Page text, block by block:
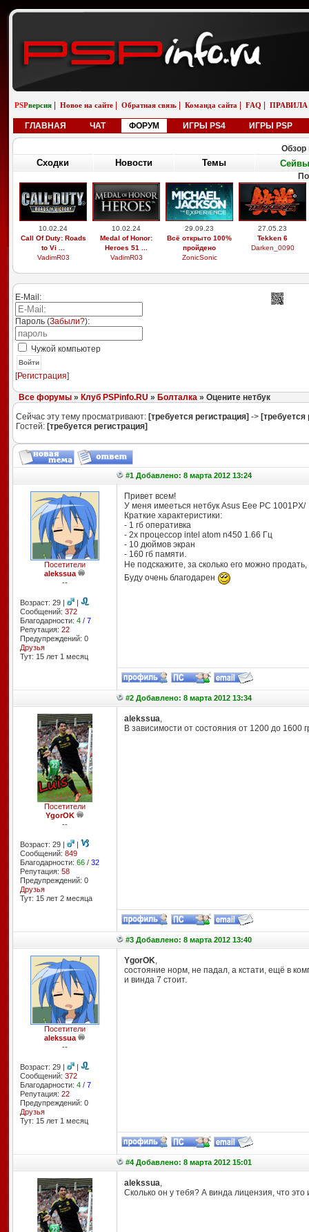
PSPверсия Новое на сайте Обратная связь Команда сайта FAQ ПРАВИЛА
ГЛАВНАЯ ЧАТ ФОРУМ ИГРЫ PS4 ИГРЫ PSP
Обзор
Сходки Новости Темы Сейвы
10.02.24
Call Of Duty: Roads
to Vi ...
VadimR03
10.02.24
Medal of Honor:
Heroes 51 ...
VadimR03
29.09.23
Всё открыто 100%
пройдено
ZonicSonic
27.05.23
Tekken 6
Darken_0090
E-Mail:
Пароль (Забыли?):
Чужой компьютер
Войти
[Регистрация]
Все форумы» Клуб PSPinfo.RU » Болталка» Оцените нетбук
Сейчас эту тему просматривают: [требуется регистрация] -> [требуется
Гостей: [требуется регистрация]
#1 Добавлено: 8 марта 2012 13:24
Посетители
alekssua
--
Возраст: 29 |
|
Сообщений: 372
Благодарности: 4/ 7
Репутация: 22
Предупреждений: 0
Друзья
Тут: 15 лет 1 месяц
Привет всем!
У меня имееться нетбук Asus Eee PC 1001PX/
Краткие характеристики:
- 1 гб оперативка
- 2х процессор intel atom n450 1.66 Гц
- 10 дюймов экран
- 160 гб памяти.
Не подскажите, за сколько его можно
Буду очень благодарен
#2 Добавлено: 8 марта 2012 13:34
Посетители
YgorOK
--
Возраст: 29 |
|
Сообщений: 849
Благодарности: 66/ 32
Репутация: 58
Предупреждений: 0
Друзья
Тут: 15 лет 2 месяцa
alekssua,
В зависимости от состояния от 1200 до 1600
#3 Добавлено: 8 марта 2012 13:40
Посетители
alekssua
--
Возраст: 29 |
|
Сообщений: 372
Благодарности: 4/ 7
Репутация: 22
Предупреждений: 0
Друзья
Тут: 15 лет 1 месяц
YgorOK,
состояние норм, не падал, а кстати, ещё в
и винда 7 стоит.
#4 Добавлено: 8 марта 2012 15:01
alekssua,
Сколько он у тебя? А винда лицензия, что это